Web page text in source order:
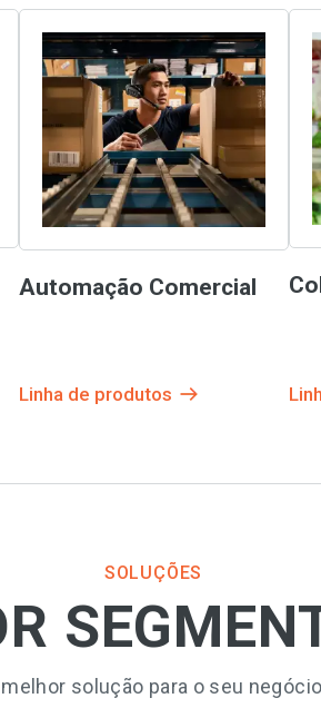
Automação Comercial
Linha de produtos
SOLUÇÕES
solução para o seu negócio